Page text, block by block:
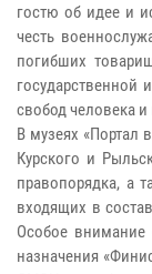
гостю об идее и
честь
погибших
государственной
свобод человека
В музеях «Портал
Курского и
правопорядка, а
входящих в
Особое
назначения